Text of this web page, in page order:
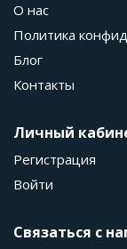
О нас
Политика
Блог
Контакты
Личный
Регистрация
Войти
Связаться с